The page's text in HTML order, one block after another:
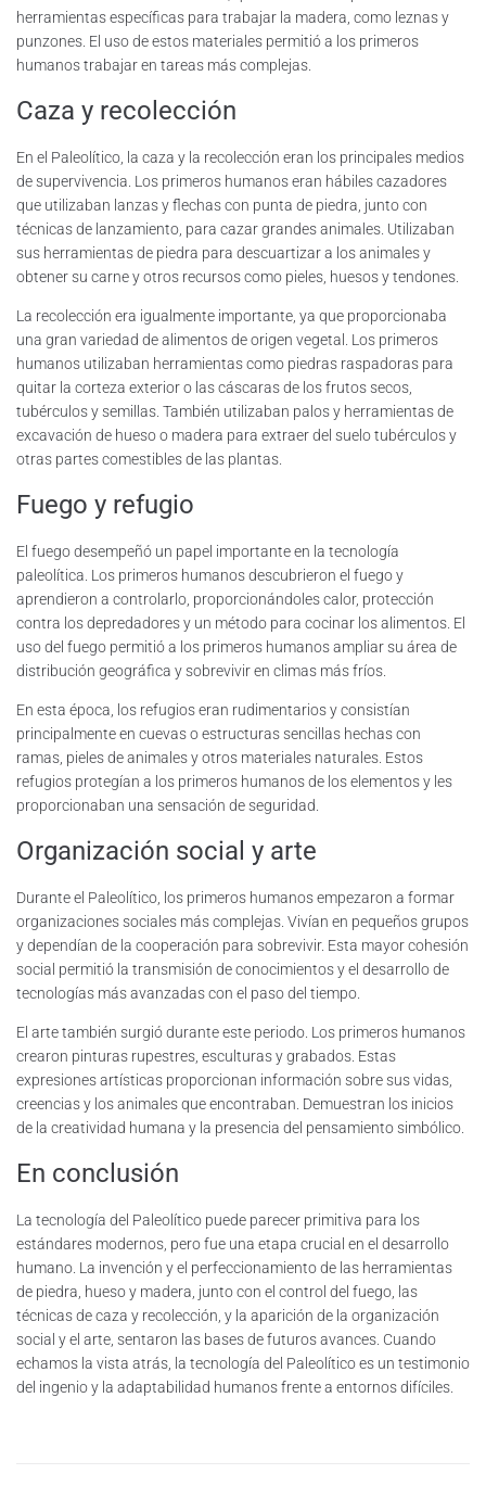
herramientas específicas para trabajar la madera, como leznas y
punzones. El uso de estos materiales permitió a los primeros
humanos trabajar en tareas más complejas.
Caza y recolección
En el Paleolítico, la caza y la recolección eran los principales medios
de supervivencia. Los primeros humanos eran hábiles cazadores
que utilizaban lanzas y flechas con punta de piedra, junto con
técnicas de lanzamiento, para cazar grandes animales. Utilizaban
sus herramientas de piedra para descuartizar a los animales y
obtener su carne y otros recursos como pieles, huesos y tendones.
La recolección era igualmente importante, ya que proporcionaba
una gran variedad de alimentos de origen vegetal. Los primeros
humanos utilizaban herramientas como piedras raspadoras para
quitar la corteza exterior o las cáscaras de los frutos secos,
tubérculos y semillas. También utilizaban palos y herramientas de
excavación de hueso o madera para extraer del suelo tubérculos y
otras partes comestibles de las plantas.
Fuego y refugio
El fuego desempeñó un papel importante en la tecnología
paleolítica. Los primeros humanos descubrieron el fuego y
aprendieron a controlarlo, proporcionándoles calor, protección
contra los depredadores y un método para cocinar los alimentos. El
uso del fuego permitió a los primeros humanos ampliar su área de
distribución geográfica y sobrevivir en climas más fríos.
En esta época, los refugios eran rudimentarios y consistían
principalmente en cuevas o estructuras sencillas hechas con
ramas, pieles de animales y otros materiales naturales. Estos
refugios protegían a los primeros humanos de los elementos y les
proporcionaban una sensación de seguridad.
Organización social y arte
Durante el Paleolítico, los primeros humanos empezaron a formar
organizaciones sociales más complejas. Vivían en pequeños grupos
y dependían de la cooperación para sobrevivir. Esta mayor cohesión
social permitió la transmisión de conocimientos y el desarrollo de
tecnologías más avanzadas con el paso del tiempo.
El arte también surgió durante este periodo. Los primeros humanos
crearon pinturas rupestres, esculturas y grabados. Estas
expresiones artísticas proporcionan información sobre sus vidas,
creencias y los animales que encontraban. Demuestran los inicios
de la creatividad humana y la presencia del pensamiento simbólico.
En conclusión
La tecnología del Paleolítico puede parecer primitiva para los
estándares modernos, pero fue una etapa crucial en el desarrollo
humano. La invención y el perfeccionamiento de las herramientas
de piedra, hueso y madera, junto con el control del fuego, las
técnicas de caza y recolección, y la aparición de la organización
social y el arte, sentaron las bases de futuros avances. Cuando
echamos la vista atrás, la tecnología del Paleolítico es un testimonio
del ingenio y la adaptabilidad humanos frente a entornos difíciles.